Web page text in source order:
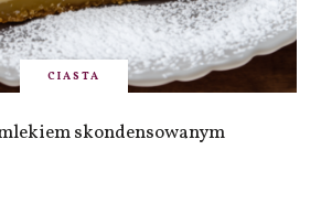
CIASTA
skondensowanym